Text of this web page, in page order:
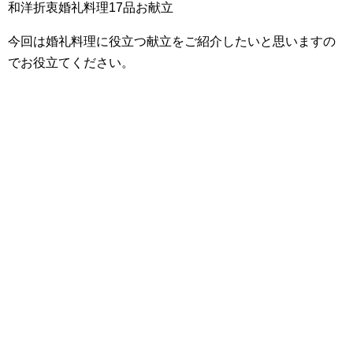
和洋折衷婚礼料理17品お献立
今回は婚礼料理に役立つ献立をご紹介したいと思いますの
でお役立てください。